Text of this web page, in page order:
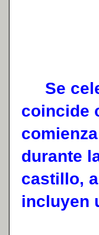
Se
coincide
durante
castillo,
incluyen